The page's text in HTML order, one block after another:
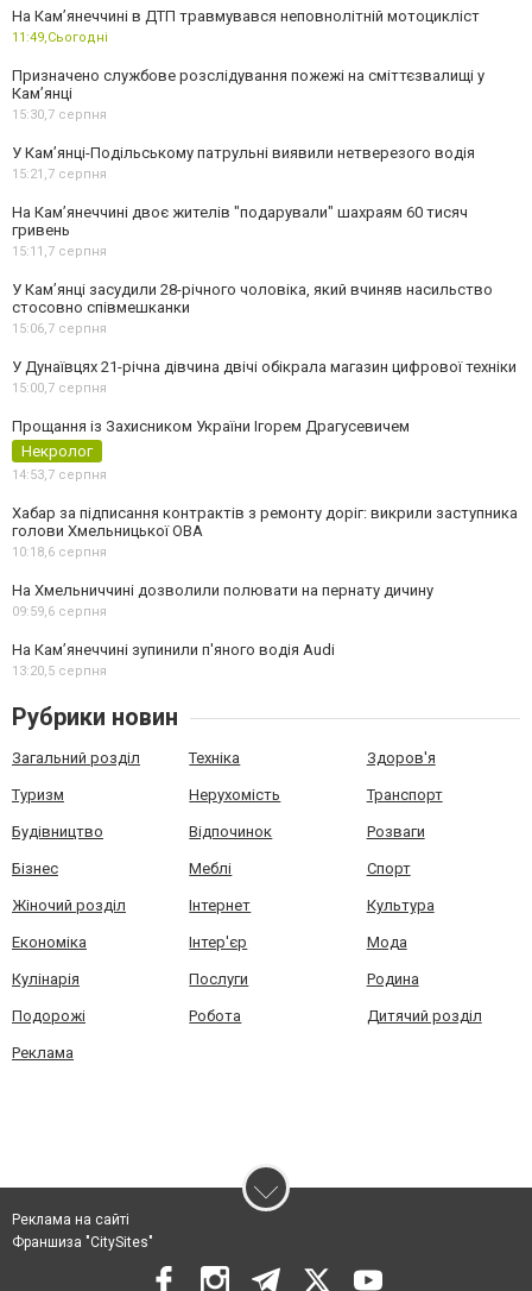
На Кам’янеччині в ДТП травмувався неповнолітній мотоцикліст
11:49,Сьогодні
Призначено службове розслідування пожежі на сміттєзвалищі у
Кам’янці
15:30,7 серпня
У Кам’янці-Подільському патрульні виявили нетверезого водія
15:21,7 серпня
На Камʼянеччині двоє жителів "подарували" шахраям 60 тисяч
гривень
15:11,7 серпня
У Камʼянці засудили 28-річного чоловіка, який вчиняв насильство
стосовно співмешканки
15:06,7 серпня
У Дунаївцях 21-річна дівчина двічі обікрала магазин цифрової техніки
15:00,7 серпня
Прощання із Захисником України Ігорем Драгусевичем
Некролог
14:53,7 серпня
Хабар за підписання контрактів з ремонту доріг: викрили заступника
голови Хмельницької ОВА
10:18,6 серпня
На Хмельниччині дозволили полювати на пернату дичину
09:59,6 серпня
На Камʼянеччині зупинили п'яного водія Audi
13:20,5 серпня
Рубрики новин
Загальний розділ Техніка Здоров'я
Туризм Нерухомість Транспорт
Будівництво Відпочинок Розваги
Бізнес Меблі Спорт
Жіночий розділ Інтернет Культура
Економіка Інтер'єр Мода
Кулінарія Послуги Родина
Подорожі Робота Дитячий розділ
Реклама
Реклама на сайті
Франшиза "CitySites"